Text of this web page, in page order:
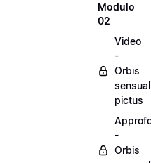
Modulo
02
Video
-
Orbis
pictus
-
Orbis